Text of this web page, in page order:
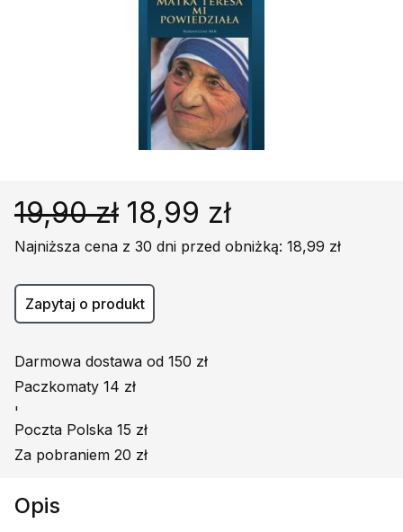
Książki obcojęzyczne
Poradniki, leksykony...
Podręczniki szkolne
Promocja
19,90 zł 18,99 zł
Najniższa cena z 30 dni przed obniżką: 18,99 zł
Zapytaj o produkt
Darmowa dostawa od 150 zł
Paczkomaty 14 zł
'
Poczta Polska 15 zł
Za pobraniem 20 zł
Opis